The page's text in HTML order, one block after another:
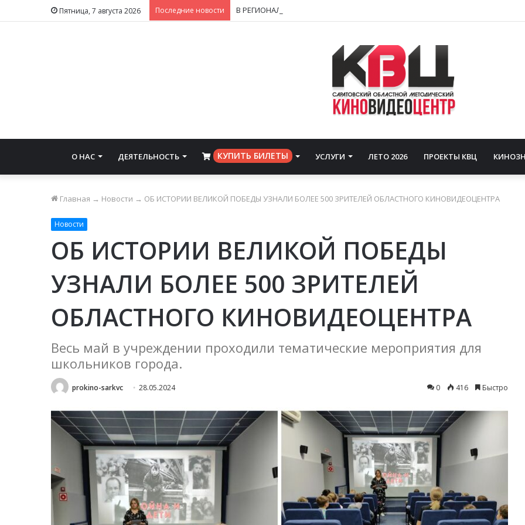
Пятница, 7 августа 2026 Последние новости В РЕГИОНАЛЬНЫЙ ПРОКАТ ВЫХОДЯТ НОВЫЕ СЮЖЕТЫ ЗНАКОМЫХ
О НАС ДЕЯТЕЛЬНОСТЬ ⠀КУПИТЬ БИЛЕТЫ УСЛУГИ ЛЕТО 2026 ПРОЕКТЫ КВЦ
Главная → Новости → ОБ ИСТОРИИ ВЕЛИКОЙ ПОБЕДЫ УЗНАЛИ БОЛЕЕ 500 ЗРИТЕЛЕЙ ОБЛАСТНОГО КИНОВИДЕОЦЕНТРА
Новости
ОБ ИСТОРИИ ВЕЛИКОЙ ПОБЕДЫ
УЗНАЛИ БОЛЕЕ 500 ЗРИТЕЛЕЙ
ОБЛАСТНОГО КИНОВИДЕОЦЕНТРА
Весь май в учреждении проходили тематические мероприятия для
школьников города.
prokino-sarkvc 28.05.2024 0 416 Быстро